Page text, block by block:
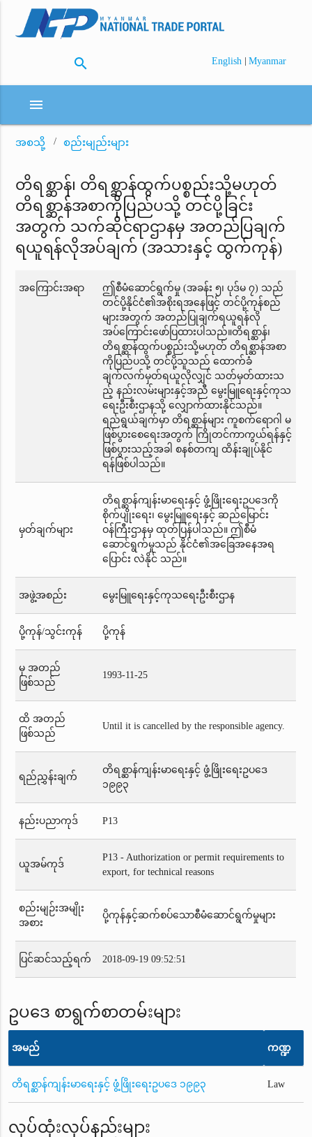
search English | Myanmar
menu
အစသို့ စည်းမျည်းများ
တိရစ္ဆာန်၊ တိရစ္ဆာန်ထွက်ပစ္စည်းသို့မဟုတ်
တိရစ္ဆာန်အစာကိုပြည်ပသို့ တင်ပို့ခြင်း
အတွက် သက်ဆိုင်ရာဌာနမှ အတည်ပြချက်
ရယူရန်လိုအပ်ချက် (အသားနှင့် ထွက်ကုန်)
အကြောင်းအရာ
ဤစီမံဆောင်ရွက်မှု (အခန်း ၅၊ ပုဒ်မ ၇) သည်
တင်ပို့နိုင်ငံ၏အစိုးရအနေဖြင့် တင်ပို့ကုန်စည်
များအတွက် အတည်ပြုချက်ရယူရန်လို
အပ်ကြောင်းဖော်ပြထားပါသည်။တိရစ္ဆာန်၊
တိရစ္ဆာန်ထွက်ပစ္စည်းသို့မဟုတ် တိရစ္ဆာန်အစာ
ကိုပြည်ပသို့ တင်ပို့သူသည် ထောက်ခံ
ချက်လက်မှတ်ရယူလိုလျှင် သတ်မှတ်ထားသ
ည့် နည်းလမ်းများနှင့်အညီ မွေးမြူရေးနှင့်ကုသ
ရေးဦးစီးဌာနသို့ လျှောက်ထားနိုင်သည်။
ရည်ရွယ်ချက်မှာ တိရစ္ဆာန်များ ကူစက်ရောဂါ မ
ဖြစ်ပွားစေရေးအတွက် ကြိုတင်ကာကွယ်ရန်နှင့်
ဖြစ်ပွားသည့်အခါ စနစ်တကျ ထိန်းချုပ်နိုင်
ရန်ဖြစ်ပါသည်။
မှတ်ချက်များ
တိရစ္ဆာန်ကျန်းမာရေးနှင့် ဖွံ့ဖြိုးရေးဥပဒေကို
စိုက်ပျိုးရေး၊ မွေးမြူရေးနှင့် ဆည်မြောင်း
ဝန်ကြီးဌာနမှ ထုတ်ပြန်ပါသည်။ ဤစီမံ
ဆောင်ရွက်မှုသည် နိုင်ငံ၏အခြေအနေအရ
ပြောင်း လဲနိုင် သည်။
အဖွဲ့အစည်း မွေးမြူရေးနှင့်ကုသရေးဦးစီးဌာန
ပို့ကုန်/သွင်းကုန် ပို့ကုန်
မှ အတည်
ဖြစ်သည်
1993-11-25
ထိ အတည်
ဖြစ်သည်
Until it is cancelled by the responsible agency.
ရည်ညွှန်းချက်
တိရစ္ဆာန်ကျန်းမာရေးနှင့် ဖွံ့ဖြိုးရေးဥပဒေ
၁၉၉၃
နည်းပညာကုဒ် P13
ယူအမ်ကုဒ်
P13 - Authorization or permit requirements to
export, for technical reasons
စည်းမျဉ်းအမျိုး
အစား
ပို့ကုန်နှင့်ဆက်စပ်သောစီမံဆောင်ရွက်မှုများ
ပြင်ဆင်သည့်ရက် 2018-09-19 09:52:51
ဥပဒေ စာရွက်စာတမ်းများ
အမည် ကဏ္ဍ
တိရစ္ဆာန်ကျန်းမာရေးနှင့် ဖွံ့ဖြိုးရေးဥပဒေ ၁၉၉၃ Law
လုပ်ထုံးလုပ်နည်းများ